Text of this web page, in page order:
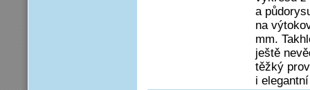
a
na
mm.
ještě
těžký
i